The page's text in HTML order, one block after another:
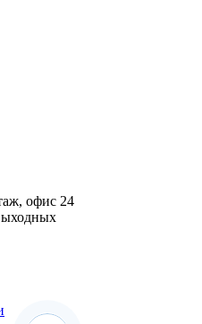
офис 24